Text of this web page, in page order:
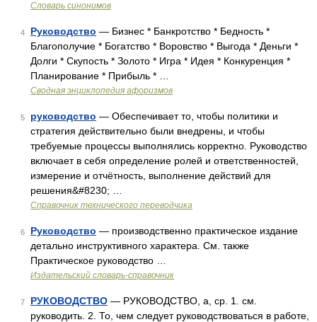
Словарь синонимов
4 Руководство — Бизнес * Банкротство * Бедность *
Благополучие * Богатство * Воровство * Выгода * Деньги *
Долги * Скупость * Золото * Игра * Идея * Конкуренция *
Планирование * Прибыль * …
Сводная энциклопедия афоризмов
5 руководство — Обеспечивает то, чтобы политики и
стратегия действительно были внедрены, и чтобы
требуемые процессы выполнялись корректно. Руководство
включает в себя определение ролей и ответственностей,
измерение и отчётность, выполнение действий для
решения&#8230; …
Справочник технического переводчика
6 Руководство — производственно практическое издание
детально инструктивного характера. См. также
Практическое руководство …
Издательский словарь-справочник
7 РУКОВОДСТВО — РУКОВОДСТВО, а, ср. 1. см.
руководить. 2. То, чем следует руководствоваться в работе,